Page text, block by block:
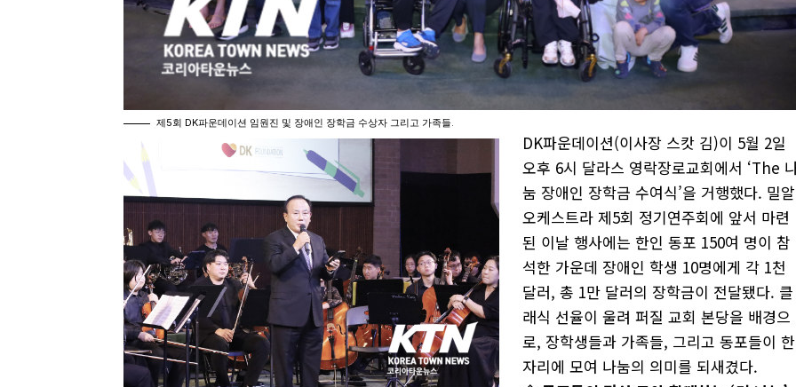
제5회 DK파운데이션 임원진 및 장애인 장학금 수상자 그리고 가족들.
DK파운데이션(이사장 스캇 김)이 5월 2일
오후 6시 달라스 영락장로교회에서 ‘The
눔 장애인 장학금 수여식’을 거행했다. 밀알
오케스트라 제5회 정기연주회에 앞서 마련
된 이날 행사에는 한인 동포 150여 명이 참
석한 가운데 장애인 학생 10명에게 각 1천
달러, 총 1만 달러의 장학금이 전달됐다. 클
래식 선율이 울려 퍼질 교회 본당을 배경으
로, 장학생들과 가족들, 그리고 동포들이 한
자리에 모여 나눔의 의미를 되새겼다.